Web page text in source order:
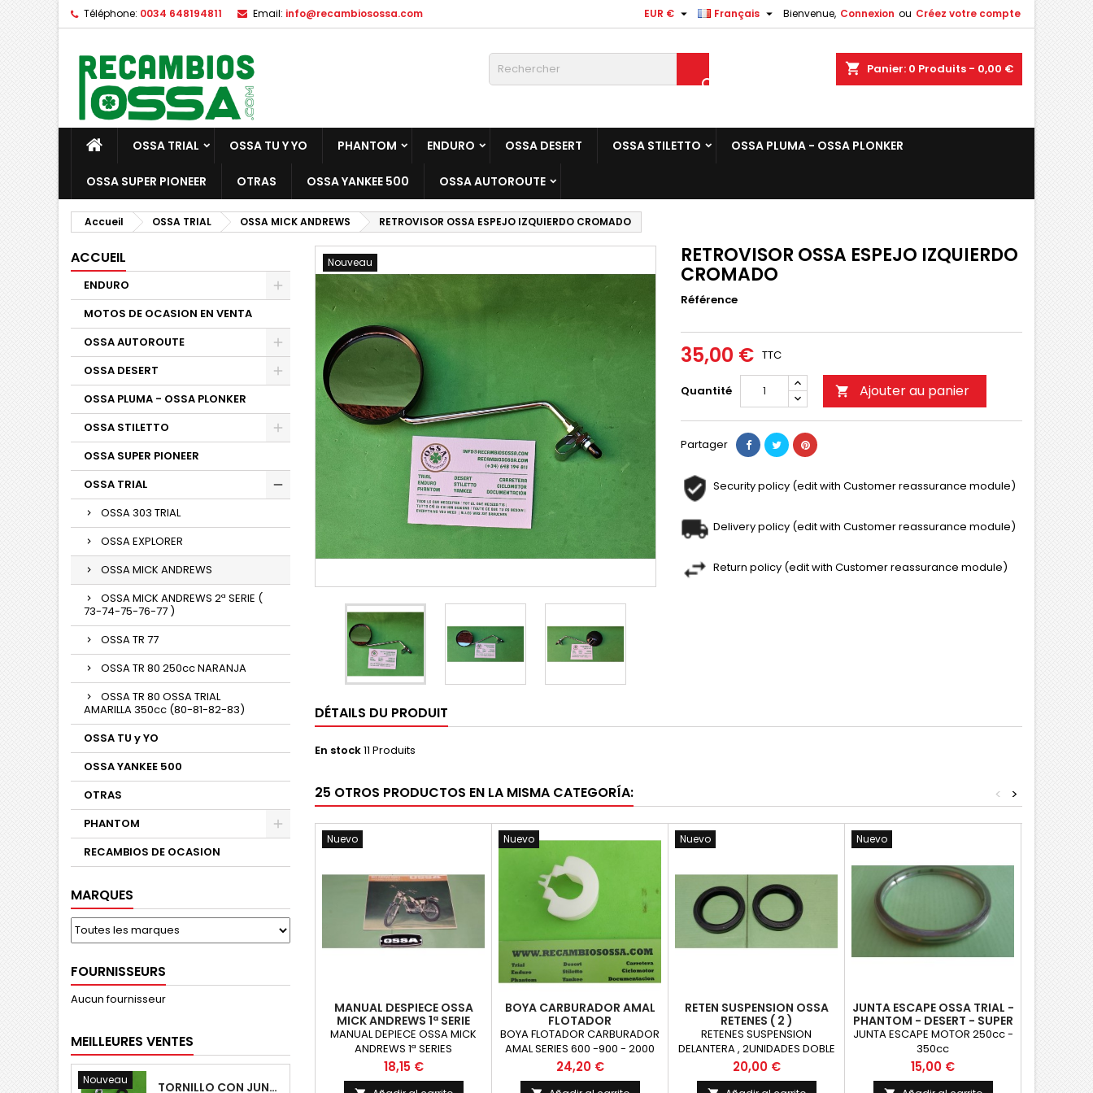
Téléphone: 0034 648194811 Email: info@recambiosossa.com Bienvenue, Connexion ou Créez votre compte
Français 
EUR € 
shopping_cart Panier: 0 Produits - 0,00 €

OSSA TRIAL OSSA TU Y YO PHANTOM ENDURO OSSA DESERT OSSA STILETTO OSSA PLUMA - OSSA PLONKER
OSSA SUPER PIONEER OTRAS OSSA YANKEE 500 OSSA AUTOROUTE
Accueil OSSA TRIAL OSSA MICK ANDREWS RETROVISOR OSSA ESPEJO IZQUIERDO CROMADO
ACCUEIL
ENDURO
MOTOS DE OCASION EN VENTA
OSSA AUTOROUTE
OSSA DESERT
OSSA PLUMA - OSSA PLONKER
OSSA STILETTO
OSSA SUPER PIONEER
OSSA TRIAL
OSSA 303 TRIAL
OSSA EXPLORER
OSSA MICK ANDREWS
OSSA MICK ANDREWS 2ª SERIE (
73-74-75-76-77 )
OSSA TR 77
OSSA TR 80 250cc NARANJA
OSSA TR 80 OSSA TRIAL
AMARILLA 350cc (80-81-82-83)
OSSA TU y YO
OSSA YANKEE 500
OTRAS
PHANTOM
RECAMBIOS DE OCASION
MARQUES
FOURNISSEURS
Aucun fournisseur
MEILLEURES VENTES
Nouveau TORNILLO CON JUNTA OSSA GUARDABARROS Y TAPAS
Nouveau RETROVISOR OSSA ESPEJO IZQUIERDO
CROMADO
Référence
35,00 € TTC
Quantité  Ajouter au panier
Partager
Security policy (edit with Customer reassurance module)
Delivery policy (edit with Customer reassurance module)
Return policy (edit with Customer reassurance module)
DÉTAILS DU PRODUIT
En stock11 Produits
25 OTROS PRODUCTOS EN LA MISMA CATEGORÍA: >
<
Nuevo
MANUAL DESPIECE OSSA
MICK ANDREWS 1ª SERIE
MANUAL DEPIECE OSSA MICK
ANDREWS 1ª SERIES
Precio
18,15 €
Nuevo
BOYA CARBURADOR AMAL
FLOTADOR
BOYA FLOTADOR CARBURADOR
AMAL SERIES 600 -900 - 2000
Precio
24,20 €
Nuevo
RETEN SUSPENSION OSSA
RETENES ( 2 )
RETENES SUSPENSION
DELANTERA , 2UNIDADES DOBLE
LABIO 35x47x7
Precio
20,00 €
Nuevo
JUNTA ESCAPE OSSA TRIAL -
PHANTOM - DESERT - SUPER
PIONEER - ENDURO
JUNTA ESCAPE MOTOR 250cc -
350cc
Precio
15,00 €